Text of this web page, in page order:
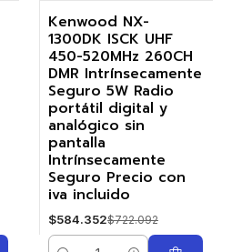
-19%
Kenwood NX-
1300DK ISCK UHF
450-520MHz 260CH
DMR Intrínsecamente
Seguro 5W Radio
portátil digital y
analógico sin
pantalla
Intrínsecamente
Seguro Precio con
iva incluido
$584.352$722.092